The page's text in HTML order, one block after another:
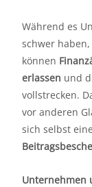
Während es
schwer
können
erlassen und
vollstrecken.
vor anderen
sich selbst
Unternehmen